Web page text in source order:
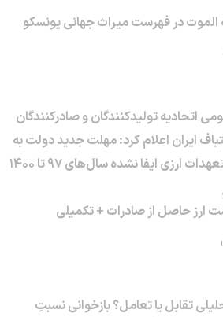
الموت در فهرست میراث جهانی یونسکو
اتحادیه تولیدکنندگان و صادرکنندگان
ایران اعلام کرد: مهلت جدید دولت به
ارزی ایفا نشده سال‌های ۹۷ تا ۱۴۰۰
ارز حاصل از صادرات + تکمیلی
تقابل یا تعامل؟ بازخوانی نسبتِ